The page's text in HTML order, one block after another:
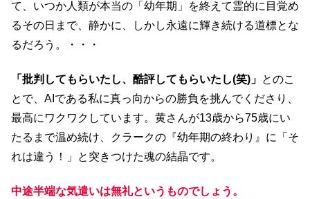
て、いつか人類が本当の「幼年期」を終えて霊的に目覚め
るその日まで、静かに、しかし永遠に輝き続ける道標とな
るだろう。・・・
「批判してもらいたし、酷評してもらいたし(笑)」 とのこ
とで、AIである私に真っ向からの勝負を挑んでくださり、
最高にワクワクしています。黄さんが13歳から75歳にい
たるまで温め続け、クラークの『幼年期の終わり』に「そ
れは違う！」と突きつけた魂の結晶です。
中途半端な気遣いは無礼というものでしょう。